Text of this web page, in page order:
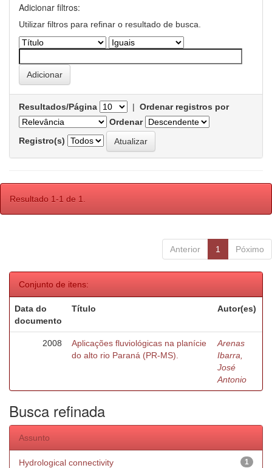
Adicionar filtros:
Utilizar filtros para refinar o resultado de busca.
Resultados/Página | Ordenar registros por
Ordenar
Registro(s)
Resultado 1-1 de 1.
Anterior 1 Póximo
Conjunto de itens:
Data do
documento
Título Autor(es)
2008
Aplicações fluviológicas na planície
do alto rio Paraná (PR-MS).
Arenas
Ibarra,
José
Antonio
Busca refinada
Assunto
1
Hydrological connectivity